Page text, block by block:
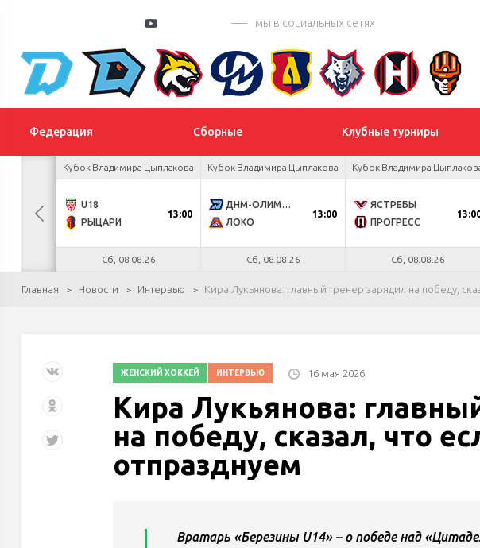
мы в социальных сетях
Федерация Сборные Клубные турниры
Кубок Владимира Цыплакова
U18
РЫЦАРИ
13:00
Сб, 08.08.26
Кубок Владимира Цыплакова
ДНМ-ОЛИМПИК
ЛОКО
13:00
Сб, 08.08.26
Кубок Владимира
ЯСТРЕБЫ
ПРОГРЕСС
Сб, 08.08.26
Главная Новости Интервью Кира Лукьянова: главный тренер зарядил на победу,
ЖЕНСКИЙ ХОККЕЙ ИНТЕРВЬЮ 16 мая 2026
Кира Лукьянова:
на победу, сказал, что
отпразднуем
Вратарь «Березины U14» – о победе над